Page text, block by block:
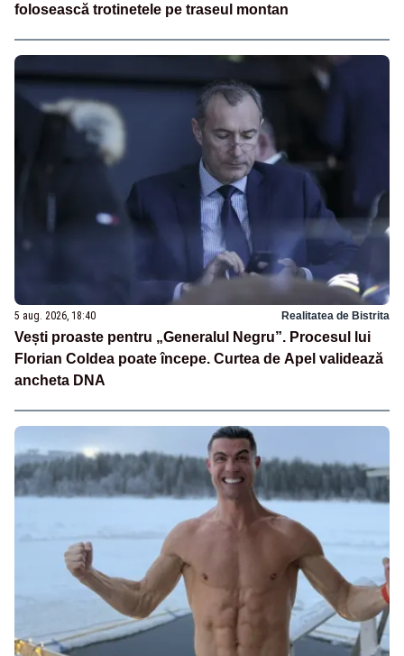
folosească trotinetele pe traseul montan
5 aug. 2026, 18:40 Realitatea de Bistrita
Vești proaste pentru „Generalul Negru”. Procesul lui
Florian Coldea poate începe. Curtea de Apel validează
ancheta DNA